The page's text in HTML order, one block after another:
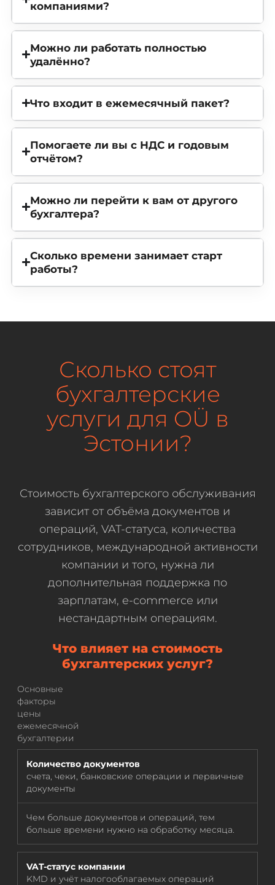
компаниями?
Можно ли работать полностью
удалённо?
Что входит в ежемесячный пакет?
Помогаете ли вы с НДС и годовым
отчётом?
Можно ли перейти к вам от другого
бухгалтера?
Сколько времени занимает старт
работы?
Сколько стоят
бухгалтерские
услуги для OÜ в
Эстонии?
Стоимость бухгалтерского обслуживания
зависит от объёма документов и
операций, VAT-статуса, количества
сотрудников, международной активности
компании и того, нужна ли
дополнительная поддержка по
зарплатам, e-commerce или
нестандартным операциям.
Что влияет на стоимость
бухгалтерских услуг?
Основные
факторы
цены
ежемесячной
бухгалтерии
Количество документов
счета, чеки, банковские операции и первичные
документы
Чем больше документов и операций, тем
больше времени нужно на обработку месяца.
VAT-статус компании
KMD и учёт налогооблагаемых операций